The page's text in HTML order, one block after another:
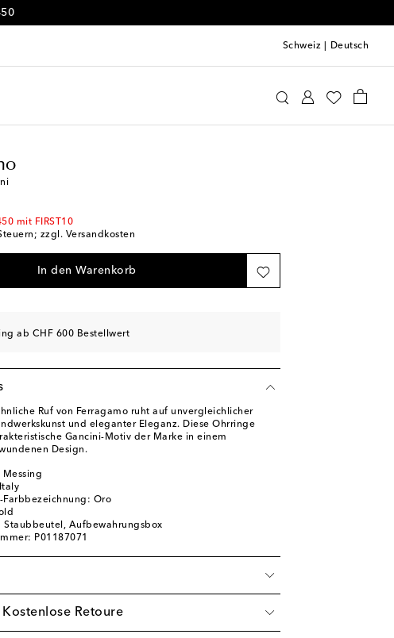
Schweiz Deutsch
mit FIRST10
zzgl. Versandkosten
In den Warenkorb
ab CHF 600 Bestellwert
Ruf von Ferragamo ruht auf unvergleichlicher
und eleganter Eleganz. Diese Ohrringe
Gancini-Motiv der Marke in einem
Design.
Farbbezeichnung: Oro
Staubbeutel, Aufbewahrungsbox
P01187071
Retoure